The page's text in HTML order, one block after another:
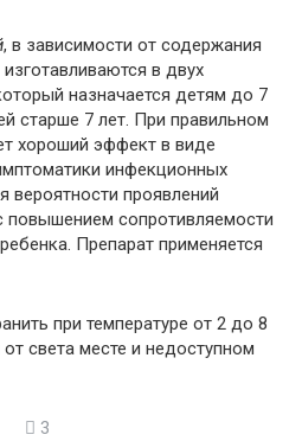
, в зависимости от содержания
в двух
назначается детям до 7
старше 7 лет. При правильном
хороший эффект в виде
инфекционных
вероятности проявлений
повышением сопротивляемости
Препарат применяется
при температуре от 2 до 8
света месте и недоступном
3